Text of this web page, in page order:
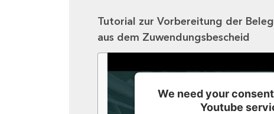
Tutorial zur Vorbereitung der
aus dem Zuwendungsbescheid
We need your
Youtube